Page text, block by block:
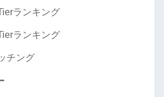
ランキング
ランキング
チング